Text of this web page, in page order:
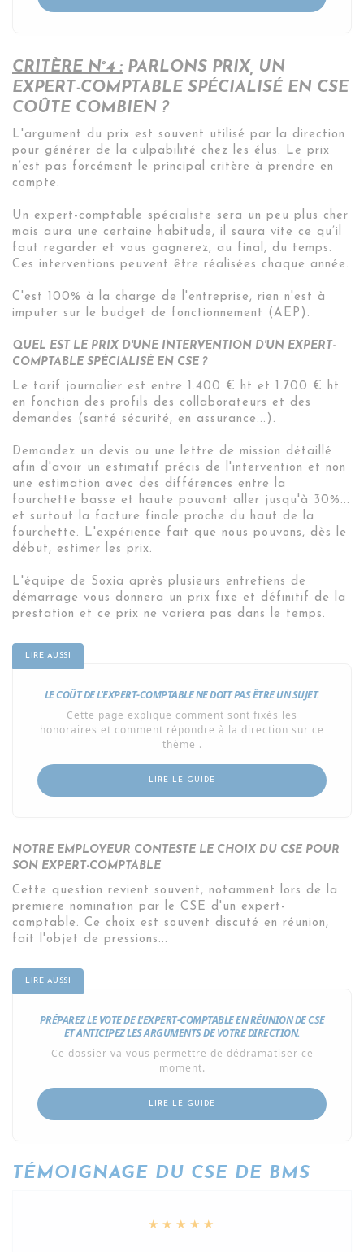
CRITÈRE N°4 : PARLONS PRIX, UN
EXPERT-COMPTABLE SPÉCIALISÉ EN CSE
COÛTE COMBIEN ?
L'argument du prix est souvent utilisé par la direction
pour générer de la culpabilité chez les élus. Le prix
n’est pas forcément le principal critère à prendre en
compte.
Un expert-comptable spécialiste sera un peu plus cher
mais aura une certaine habitude, il saura vite ce qu’il
faut regarder et vous gagnerez, au final, du temps.
Ces interventions peuvent être réalisées chaque année.
C'est 100% à la charge de l'entreprise, rien n'est à
imputer sur le budget de fonctionnement (AEP).
QUEL EST LE PRIX D'UNE INTERVENTION D'UN EXPERT-
COMPTABLE SPÉCIALISÉ EN CSE ?
Le tarif journalier est entre 1.400 € ht et 1.700 € ht
en fonction des profils des collaborateurs et des
demandes (santé sécurité, en assurance...).
Demandez un devis ou une lettre de mission détaillé
afin d'avoir un estimatif précis de l'intervention et non
une estimation avec des différences entre la
fourchette basse et haute pouvant aller jusqu'à 30%...
et surtout la facture finale proche du haut de la
fourchette. L'expérience fait que nous pouvons, dès le
début, estimer les prix.
L'équipe de Soxia après plusieurs entretiens de
démarrage vous donnera un prix fixe et définitif de la
prestation et ce prix ne variera pas dans le temps.
LE COÛT DE L'EXPERT-COMPTABLE NE DOIT PAS ÊTRE UN SUJET.
Cette page explique comment sont fixés les
honoraires et comment répondre à la direction sur ce
thème .
LIRE LE GUIDE
NOTRE EMPLOYEUR CONTESTE LE CHOIX DU CSE POUR
SON EXPERT-COMPTABLE
Cette question revient souvent, notamment lors de la
premiere nomination par le CSE d'un expert-
comptable. Ce choix est souvent discuté en réunion,
fait l'objet de pressions...
PRÉPAREZ LE VOTE DE L'EXPERT-COMPTABLE EN RÉUNION DE CSE
ET ANTICIPEZ LES ARGUMENTS DE VOTRE DIRECTION.
Ce dossier va vous permettre de dédramatiser ce
moment.
LIRE LE GUIDE
TÉMOIGNAGE DU CSE DE BMS
★★★★★